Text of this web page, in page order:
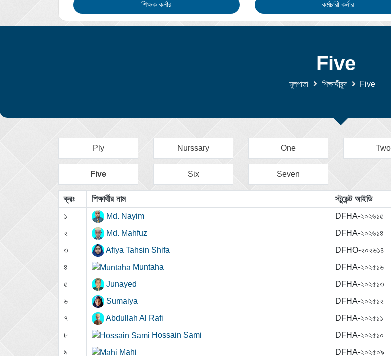
শিক্ষক কর্নার কর্মচারী কর্নার
Five
মুলপাতা শিক্ষার্থীবৃন্দ Five
Ply Nurssary One Two
Five Six Seven
ক্রঃ শিক্ষার্থীর নাম স্টুডেন্ট আইডি
১ Md. Nayim DFHA-২০২৬১৫
২
Md. Mahfuz DFHA-২০২৬১৪
৩
Afiya Tahsin Shifa DFHO-২০২৬১৪
৪
Muntaha DFHA-২০২৫১৬
৫
Junayed DFHA-২০২৫১৩
৬
Sumaiya DFHA-২০২৫১২
৭
Abdullah Al Rafi DFHA-২০২৫১১
৮
Hossain Sami DFHA-২০২৫১০
৯
Mahi DFHA-২০২৫০৯